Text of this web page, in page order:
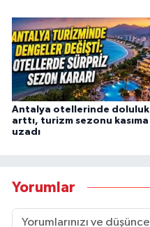
Antalya otellerinde doluluk
arttı, turizm sezonu kasıma
uzadı
Yorumlar